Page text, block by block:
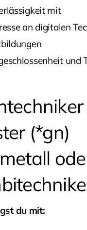
mit
an digitalen
und
(*gn)
du mit: